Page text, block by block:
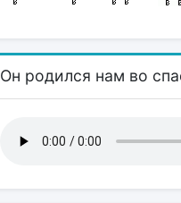
Он родился нам во